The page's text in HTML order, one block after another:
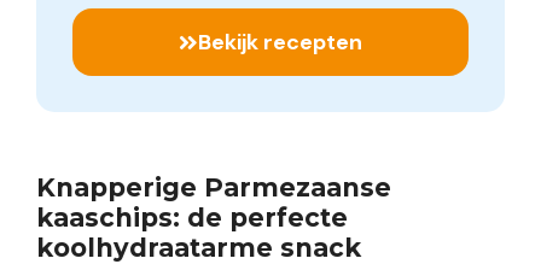
Bekijk recepten
Knapperige Parmezaanse
kaaschips: de perfecte
koolhydraatarme snack